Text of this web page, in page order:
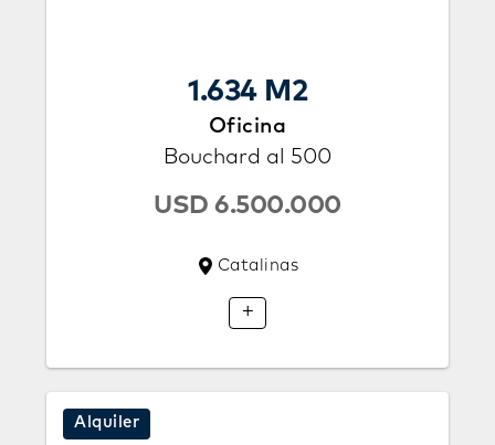
1.634 M2
Oficina
Bouchard al 500
USD 6.500.000
Catalinas
+
Alquiler